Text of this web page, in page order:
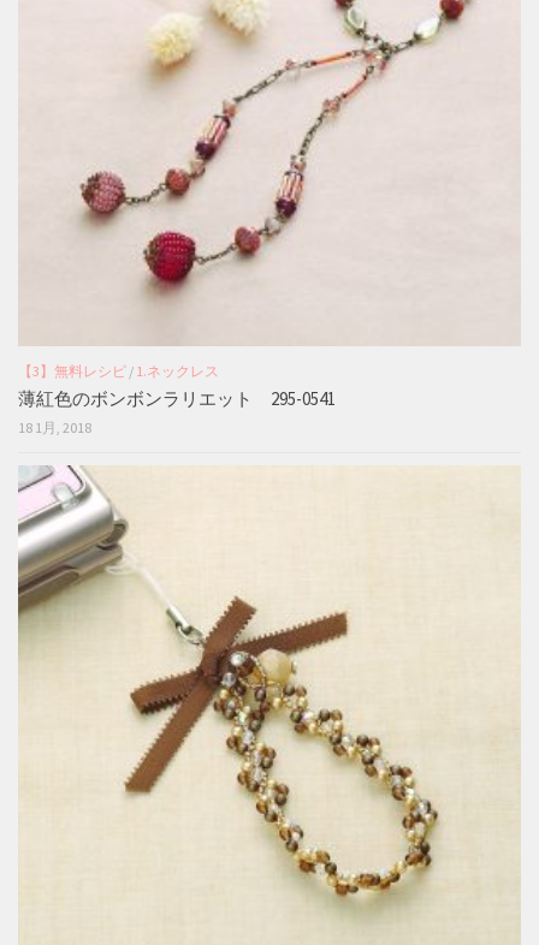
【3】無料レシピ / 1.ネックレス
薄紅色のボンボンラリエット 295-0541
18 1月, 2018